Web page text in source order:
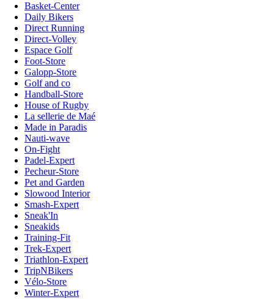
Basket-Center
Daily Bikers
Direct Running
Direct-Volley
Espace Golf
Foot-Store
Galopp-Store
Golf and co
Handball-Store
House of Rugby
La sellerie de Maé
Made in Paradis
Nauti-wave
On-Fight
Padel-Expert
Pecheur-Store
Pet and Garden
Slowood Interior
Smash-Expert
Sneak'In
Sneakids
Training-Fit
Trek-Expert
Triathlon-Expert
TripNBikers
Vélo-Store
Winter-Expert